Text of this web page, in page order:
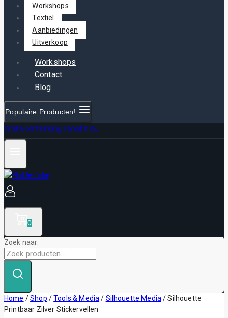
Workshops
Textiel
Aanbiedingen
Uitverkoop
Workshops
Contact
Blog
Populaire Producten!
Gratis verzending vanaf €75,-
0
Zoek naar:
Home /Shop /Tools & Media / Silhouette Media / Silhouette
Printbaar Zilver Stickervellen